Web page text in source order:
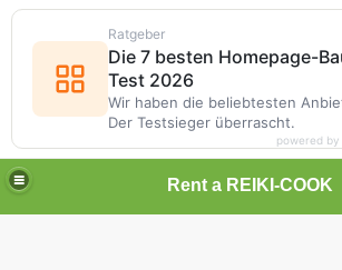
Rent a REIKI-COOK
Ratgeber
Die 7 besten Homepage-
Test 2026
Wir haben die beliebtesten
Der Testsieger überrascht.
powered